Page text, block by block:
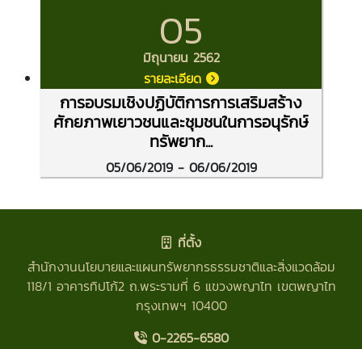
05
มิถุนายน 2562
รายละเอียด
การอบรมเชิงปฏิบัติการการเสริมสร้าง
ศักยภาพเยาวชนและชุมชนในการอนุรักษ์
ทรัพยาก...
05/06/2019 - 06/06/2019
ที่ตั้ง
สำนักงานนโยบายและแผนทรัพยากรธรรมชาติและสิ่งแวดล้อม
118/1 อาคารทิปโก้2 ถ.พระรามที่ 6 แขวงพญาไท เขตพญาไท
กรุงเทพฯ 10400
0-2265-6580